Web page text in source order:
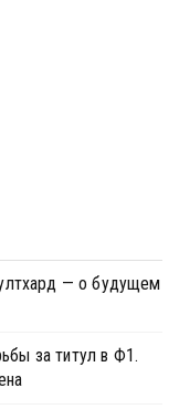
— о будущем
за титул в Ф1.